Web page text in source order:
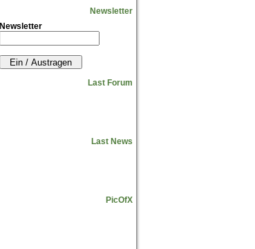
Newsletter
Newsletter
Last Forum
Last News
PicOfX